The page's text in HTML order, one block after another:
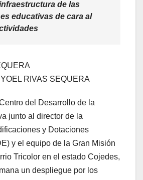
de las
educativas de cara al
RIVAS SEQUERA
del Desarrollo de la
junto al director de la
y Dotaciones
y el equipo de la Gran Misión
Tricolor en el estado Cojedes,
un despliegue por los